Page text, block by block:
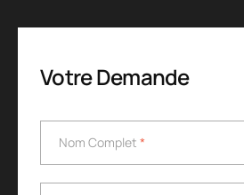
Votre Demande
Nom Complet *